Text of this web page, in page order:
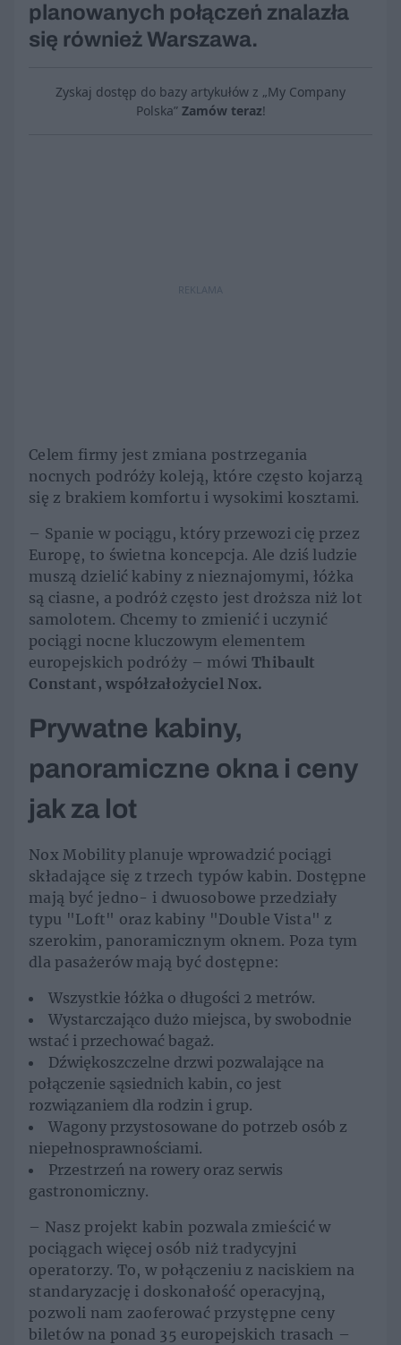
planowanych połączeń znalazła
się również Warszawa.
Zyskaj dostęp do bazy artykułów z „My Company
Polska” Zamów teraz!
REKLAMA
Celem firmy jest zmiana postrzegania
nocnych podróży koleją, które często kojarzą
się z brakiem komfortu i wysokimi kosztami.
– Spanie w pociągu, który przewozi cię przez
Europę, to świetna koncepcja. Ale dziś ludzie
muszą dzielić kabiny z nieznajomymi, łóżka
są ciasne, a podróż często jest droższa niż lot
samolotem. Chcemy to zmienić i uczynić
pociągi nocne kluczowym elementem
europejskich podróży – mówi Thibault
Constant, współzałożyciel Nox.
Prywatne kabiny,
panoramiczne okna i ceny
jak za lot
Nox Mobility planuje wprowadzić pociągi
składające się z trzech typów kabin. Dostępne
mają być jedno- i dwuosobowe przedziały
typu "Loft" oraz kabiny "Double Vista" z
szerokim, panoramicznym oknem. Poza tym
dla pasażerów mają być dostępne:
Wszystkie łóżka o długości 2 metrów.
Wystarczająco dużo miejsca, by swobodnie
wstać i przechować bagaż.
Dźwiękoszczelne drzwi pozwalające na
połączenie sąsiednich kabin, co jest
rozwiązaniem dla rodzin i grup.
Wagony przystosowane do potrzeb osób z
niepełnosprawnościami.
Przestrzeń na rowery oraz serwis
gastronomiczny.
– Nasz projekt kabin pozwala zmieścić w
pociągach więcej osób niż tradycyjni
operatorzy. To, w połączeniu z naciskiem na
standaryzację i doskonałość operacyjną,
pozwoli nam zaoferować przystępne ceny
biletów na ponad 35 europejskich trasach –